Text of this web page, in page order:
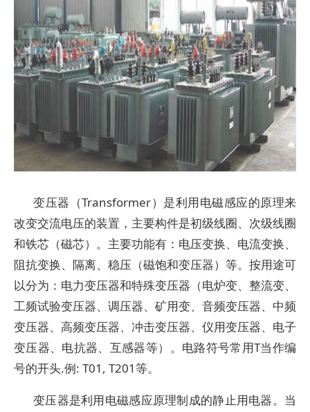
变压器（Transformer）是利用电磁感应的原理来
改变交流电压的装置，主要构件是初级线圈、次级线圈
和铁芯（磁芯）。主要功能有：电压变换、电流变换、
阻抗变换、隔离、稳压（磁饱和变压器）等。按用途可
以分为：电力变压器和特殊变压器（电炉变、整流变、
工频试验变压器、调压器、矿用变、音频变压器、中频
变压器、高频变压器、冲击变压器、仪用变压器、电子
变压器、电抗器、互感器等）。电路符号常用T当作编
号的开头.例: T01, T201等。
变压器是利用电磁感应原理制成的静止用电器。当